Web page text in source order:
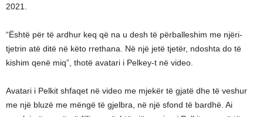
2021.
“Është për të ardhur keq që na u desh të përballeshim me njëri-
tjetrin atë ditë në këto rrethana. Në një jetë tjetër, ndoshta do të
kishim qenë miq”, thotë avatari i Pelkey-t në video.
Avatari i Pelkit shfaqet në video me mjekër të gjatë dhe të veshur
me një bluzë me mëngë të gjelbra, në një sfond të bardhë. Ai